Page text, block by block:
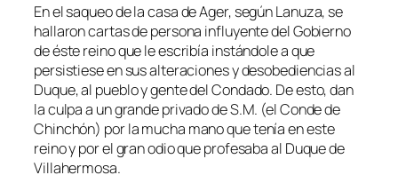
En el saqueo de la casa de Ager, según Lanuza, se
hallaron cartas de persona influyente del Gobierno
de éste reino que le escribía instándole a que
persistiese en sus alteraciones y desobediencias al
Duque, al pueblo y gente del Condado. De esto, dan
la culpa a un grande privado de S.M. (el Conde de
Chinchón) por la mucha mano que tenía en este
reino y por el gran odio que profesaba al Duque de
Villahermosa.